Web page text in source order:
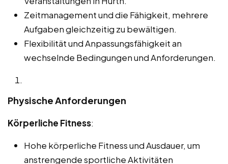
Zeitmanagement und die Fähigkeit, mehrere
Aufgaben gleichzeitig zu bewältigen.
Flexibilität und Anpassungsfähigkeit an
wechselnde Bedingungen und Anforderungen.
Physische Anforderungen
Körperliche Fitness:
Hohe körperliche Fitness und Ausdauer, um
anstrengende sportliche Aktivitäten